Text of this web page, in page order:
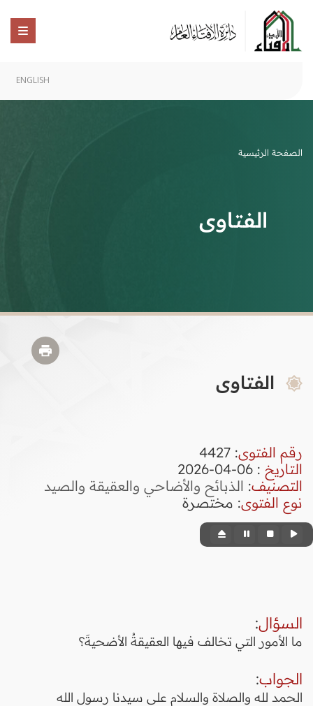
ENGLISH
الصفحة الرئيسية
الفتاوى
الفتاوى
رقم الفتوى:
4427
التاريخ : 06-04-2026
التصنيف: الذبائح والأضاحي والعقيقة والصيد
نوع الفتوى: مختصرة
السؤال:
ما الأمور التي تخالف فيها العقيقةُ الأضحيةَ؟
الجواب:
الحمد لله والصلاة والسلام على سيدنا رسول الله